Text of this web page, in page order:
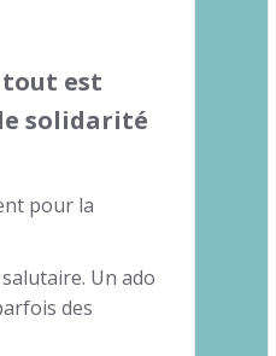
tout est
solidarité
pour la
Un ado
des